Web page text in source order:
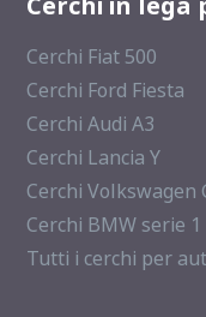
Cerchi Fiat 500
Cerchi Ford Fiesta
Cerchi Audi A3
Cerchi Lancia Y
Cerchi Volkswagen
Cerchi BMW serie 1
Tutti i cerchi per